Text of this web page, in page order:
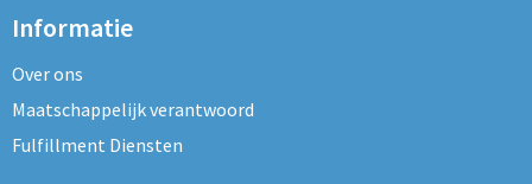
Informatie
Over ons
Maatschappelijk verantwoord
Fulfillment Diensten